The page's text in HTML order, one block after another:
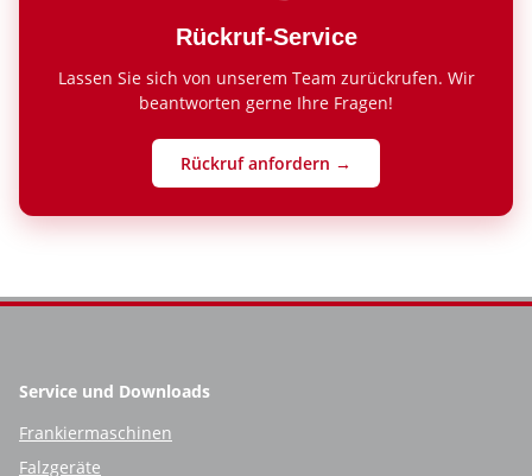
Rückruf-Service
Lassen Sie sich von unserem Team zurückrufen. Wir
beantworten gerne Ihre Fragen!
Rückruf anfordern →
Service und Downloads
Frankiermaschinen
Falzgeräte